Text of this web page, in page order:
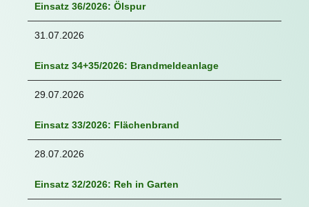
Einsatz 36/2026: Ölspur
31.07.2026
Einsatz 34+35/2026: Brandmeldeanlage
29.07.2026
Einsatz 33/2026: Flächenbrand
28.07.2026
Einsatz 32/2026: Reh in Garten